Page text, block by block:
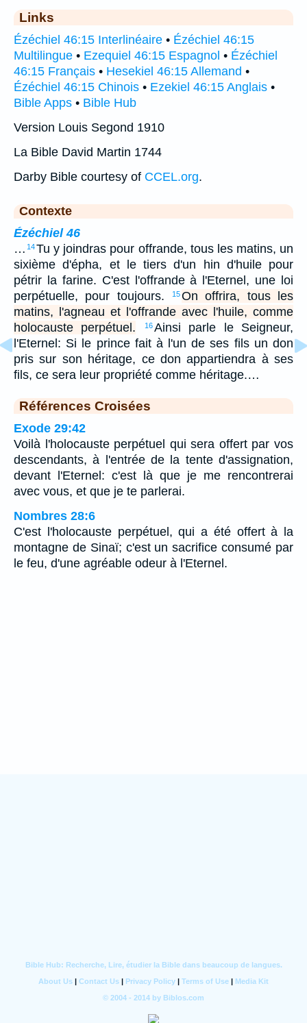
Links
Ézéchiel 46:15 Interlinéaire • Ézéchiel 46:15
Multilingue • Ezequiel 46:15 Espagnol • Ézéchiel
46:15 Français • Hesekiel 46:15 Allemand •
Ézéchiel 46:15 Chinois • Ezekiel 46:15 Anglais •
Bible Apps • Bible Hub
Version Louis Segond 1910
La Bible David Martin 1744
Darby Bible courtesy of CCEL.org.
Contexte
Ézéchiel 46
… 14Tu y joindras pour offrande, tous les matins, un
sixième d'épha, et le tiers d'un hin d'huile pour
pétrir la farine. C'est l'offrande à l'Eternel, une loi
perpétuelle, pour toujours.
15On offrira, tous les
matins, l'agneau et l'offrande avec l'huile, comme
holocauste perpétuel.
16Ainsi parle le Seigneur,
l'Eternel: Si le prince fait à l'un de ses fils un don
pris sur son héritage, ce don appartiendra à ses
fils, ce sera leur propriété comme héritage.…
Références Croisées
Exode 29:42
Voilà l'holocauste perpétuel qui sera offert par vos
descendants, à l'entrée de la tente d'assignation,
devant l'Eternel: c'est là que je me rencontrerai
avec vous, et que je te parlerai.
Nombres 28:6
C'est l'holocauste perpétuel, qui a été offert à la
montagne de Sinaï; c'est un sacrifice consumé par
le feu, d'une agréable odeur à l'Eternel.